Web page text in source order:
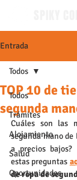
Entrada
Todos
Trámites
Alojamiento
Salud
Oportunidades
Todos
TOP 10 de
segunda
Cuáles son las
segunda mano de
a precios
estas preguntas
de ropa de